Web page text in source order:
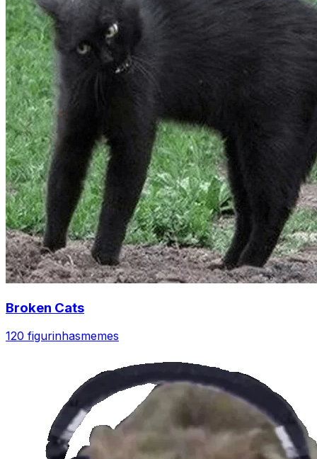
Broken Cats
120 figurinhasmemes